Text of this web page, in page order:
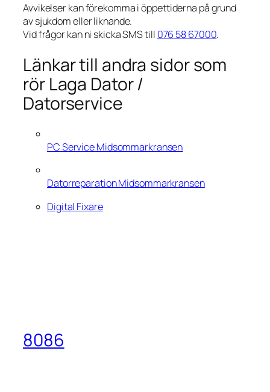
Avvikelser kan förekomma i öppettiderna på grund
av sjukdom eller liknande.
Vid frågor kan ni skicka SMS till 076 58 67000.
Länkar till andra sidor som
rör Laga Dator /
Datorservice
PC Service Midsommarkransen
Datorreparation Midsommarkransen
Digital Fixare
8086